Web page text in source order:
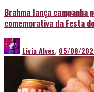
Brahma lança
comemorativa da Festa
Livia Alves, 05/08/